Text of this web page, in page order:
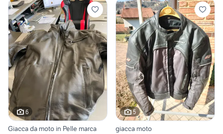
6
Giacca da moto in Pelle marca
5
giacca moto